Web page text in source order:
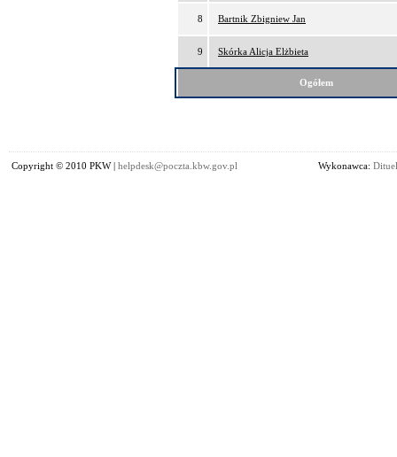
8 Bartnik Zbigniew Jan
9 Skórka Alicja Elżbieta
Ogółem
Copyright © 2010 PKW | helpdesk@poczta.kbw.gov.pl Wykonawca: